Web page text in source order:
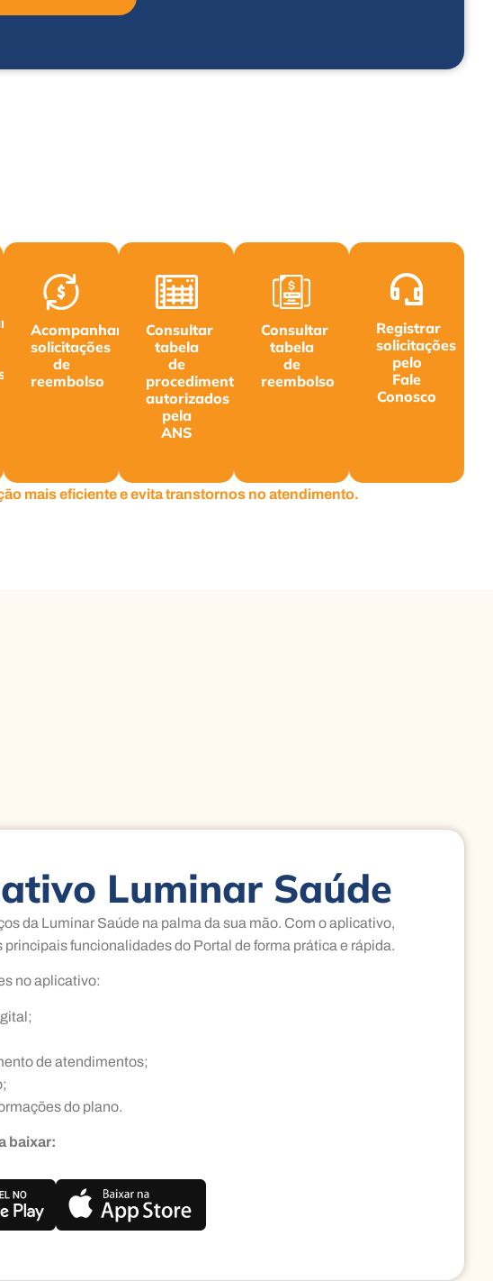
Acompanhar
solicitações
de
reembolso
Consultar
tabela
de
procedimentos
autorizados
pela
ANS
Consultar
tabela
de
reembolso
Registrar
solicitações
pelo
Fale
Conosco
mais eficiente e evita transtornos no atendimento.
Luminar Saúde
da Luminar Saúde na palma da sua mão. Com o aplicativo,
principais funcionalidades do Portal de forma prática e rápida.
no aplicativo:
de atendimentos;
do plano.
baixar: